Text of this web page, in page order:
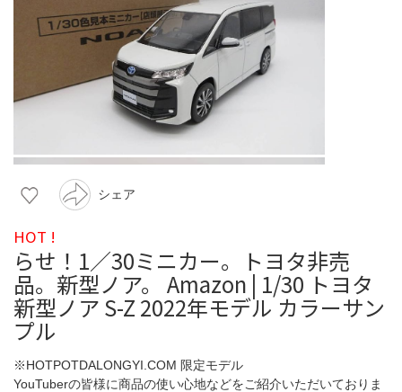
シェア
HOT !
らせ！1／30ミニカー。トヨタ非売
品。新型ノア。 Amazon | 1/30 トヨタ
新型ノア S-Z 2022年モデル カラーサン
プル
※HOTPOTDALONGYI.COM 限定モデル
YouTuberの皆様に商品の使い心地などをご紹介いただいておりま